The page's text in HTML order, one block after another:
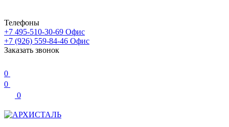
Телефоны
+7 495-510-30-69 Офис
+7 (926) 559-84-46 Офис
Заказать звонок
0
0
0